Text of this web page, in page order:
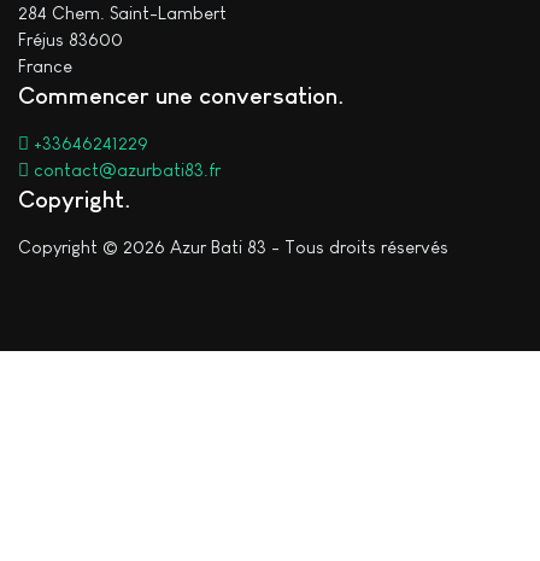
284 Chem. Saint-Lambert
Fréjus 83600
France
Commencer une conversation
+33646241229
contact@azurbati83.fr
Copyright
Copyright © 2026 Azur Bati 83 - Tous droits réservés